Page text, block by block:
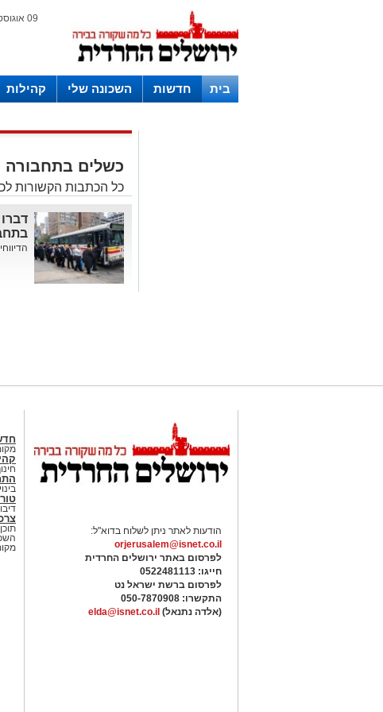
09 אוגוסט 2026 / 15:48
בית חדשות השכונה שלי קהילות
כשלים בתחבורה
כל הכתבות הקשורות
הודעות לאתר ניתן לשלוח בדוא"ל:
orjerusalem@isnet.co.il
לפרסום באתר ירושלים החרדית
חייגו: 0522481113
לפרסום ברשת ישראל נט
התקשרו: 050-7870908
(אלדה נתנאל) elda@isnet.co.il
בינוי